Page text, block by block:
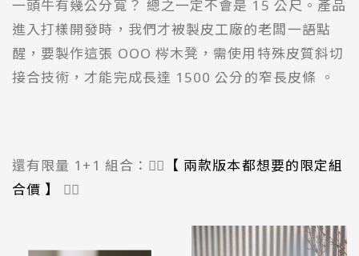
一頭牛有幾公分寬？ 總之一定不會是 15 公尺。產品
進入打樣開發時，我們才被製皮工廠的老闆一語點
醒，要製作這張 OOO 梣木凳，需使用特殊皮質斜切
接合技術，才能完成長達 1500 公分的窄長皮條 。
還有限量 1+1 組合：👉🏻 【 兩款版本都想要的限定組
合價 】
👈🏻